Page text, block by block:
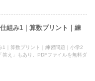
組み1｜算数プリント｜練
｜算数プリント｜練習問題｜小学2
答え」もあり。PDFファイルを無料ダ